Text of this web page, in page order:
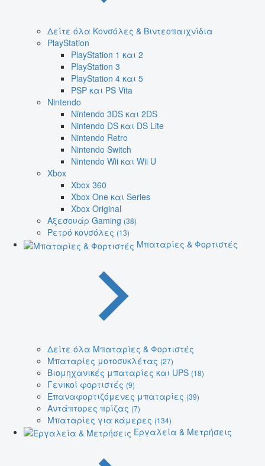
Δείτε όλα Κονσόλες & Βιντεοπαιχνίδια
PlayStation
PlayStation 1 και 2
PlayStation 3
PlayStation 4 και 5
PSP και PS Vita
Nintendo
Nintendo 3DS και 2DS
Nintendo DS και DS Lite
Nintendo Retro
Nintendo Switch
Nintendo Wii και Wii U
Xbox
Xbox 360
Xbox One και Series
Xbox Original
Αξεσουάρ Gaming (38)
Ρετρό κονσόλες (13)
Μπαταρίες & Φορτιστές
Δείτε όλα Μπαταρίες & Φορτιστές
Μπαταρίες μοτοσυκλέτας (27)
Βιομηχανικές μπαταρίες και UPS (18)
Γενικοί φορτιστές (9)
Επαναφορτιζόμενες μπαταρίες (39)
Αντάπτορες πρίζας (7)
Μπαταρίες για κάμερες (134)
Εργαλεία & Μετρήσεις